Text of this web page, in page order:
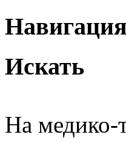
Навигация
Искать
На медико-